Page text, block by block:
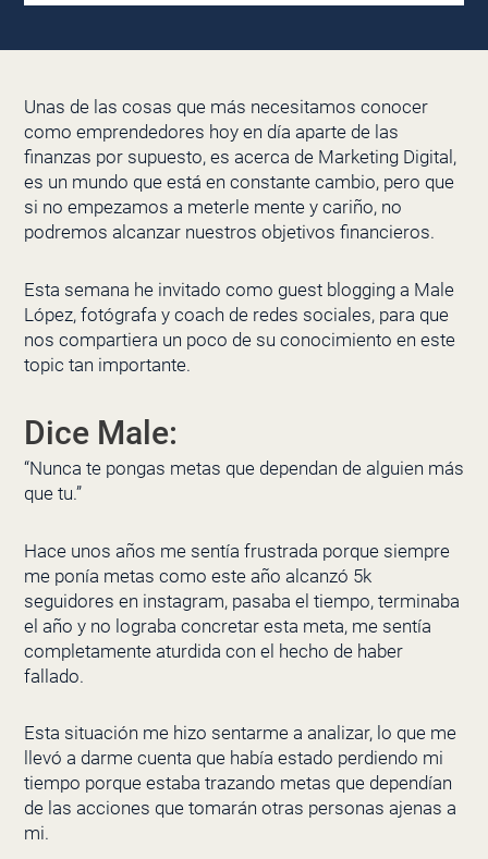
Unas de las cosas que más necesitamos conocer
como emprendedores hoy en día aparte de las
finanzas por supuesto, es acerca de Marketing Digital,
es un mundo que está en constante cambio, pero que
si no empezamos a meterle mente y cariño, no
podremos alcanzar nuestros objetivos financieros.
Esta semana he invitado como guest blogging a Male
López, fotógrafa y coach de redes sociales, para que
nos compartiera un poco de su conocimiento en este
topic tan importante.
Dice Male:
“Nunca te pongas metas que dependan de alguien más
que tu.”
Hace unos años me sentía frustrada porque siempre
me ponía metas como este año alcanzó 5k
seguidores en instagram, pasaba el tiempo, terminaba
el año y no lograba concretar esta meta, me sentía
completamente aturdida con el hecho de haber
fallado.
Esta situación me hizo sentarme a analizar, lo que me
llevó a darme cuenta que había estado perdiendo mi
tiempo porque estaba trazando metas que dependían
de las acciones que tomarán otras personas ajenas a
mi.